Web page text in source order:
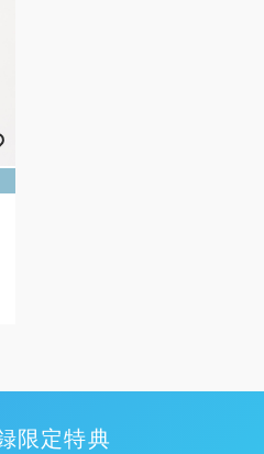
限定特典